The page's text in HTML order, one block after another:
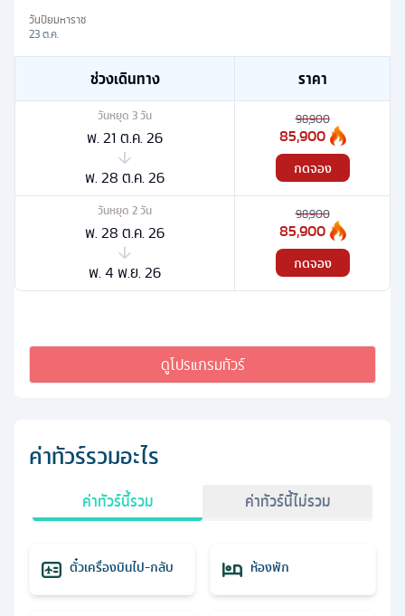
วันปิยมหาราช
23 ต.ค.
ช่วงเดินทาง ราคา
วันหยุด 3วัน
พ. 21 ต.ค. 26
พ. 28 ต.ค. 26
98,900
85,900
กดจอง
วันหยุด 2วัน
พ. 28 ต.ค. 26
พ. 4 พ.ย. 26
98,900
85,900
กดจอง
ดูโปรแกรมทัวร์
ค่าทัวร์รวมอะไร
ค่าทัวร์นี้รวม ค่าทัวร์นี้ไม่รวม
ตั๋วเครื่องบินไป-กลับ ห้องพัก